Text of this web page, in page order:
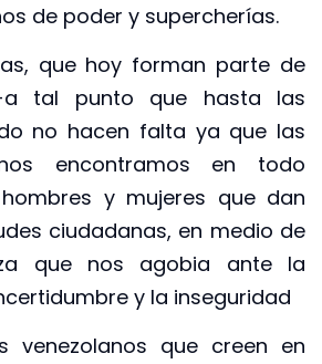
de poder y supercherías.
que hoy forman parte de
tal punto que hasta las
no hacen falta ya que las
encontramos en todo
y mujeres que dan
ciudadanas, en medio de
que nos agobia ante la
y la inseguridad
venezolanos que creen en